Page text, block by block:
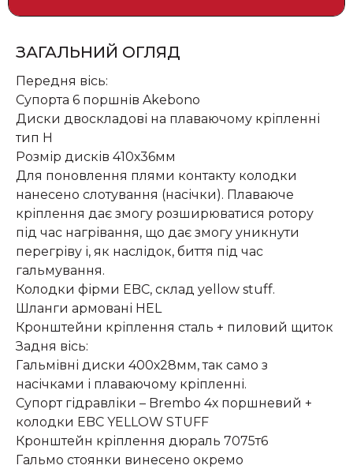
ЗАГАЛЬНИЙ ОГЛЯД
Передня вісь:
Супорта 6 поршнів Akebono
Диски двоскладові на плаваючому кріпленні
тип Н
Розмір дисків 410х36мм
Для поновлення плями контакту колодки
нанесено слотування (насічки). Плаваюче
кріплення дає змогу розширюватися ротору
під час нагрівання, що дає змогу уникнути
перегріву і, як наслідок, биття під час
гальмування.
Колодки фірми EBC, склад yellow stuff.
Шланги армовані HEL
Кронштейни кріплення сталь + пиловий щиток
Задня вісь:
Гальмівні диски 400х28мм, так само з
насічками і плаваючому кріпленні.
Супорт гідравліки – Brembo 4х поршневий +
колодки EBC YELLOW STUFF
Кронштейн кріплення дюраль 7075т6
Гальмо стоянки винесено окремо